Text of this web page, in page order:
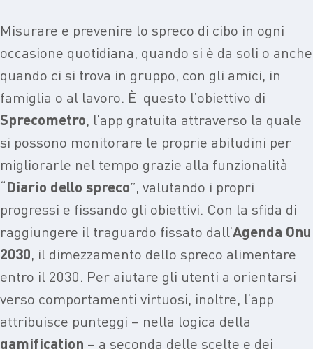
Misurare e prevenire lo spreco di cibo in ogni
occasione quotidiana, quando si è da soli o anche
quando ci si trova in gruppo, con gli amici, in
famiglia o al lavoro. È questo l’obiettivo di
Sprecometro, l’app gratuita attraverso la quale
si possono monitorare le proprie abitudini per
migliorarle nel tempo grazie alla funzionalità
“Diario dello spreco”, valutando i propri
progressi e fissando gli obiettivi. Con la sfida di
raggiungere il traguardo fissato dall’Agenda Onu
2030, il dimezzamento dello spreco alimentare
entro il 2030. Per aiutare gli utenti a orientarsi
verso comportamenti virtuosi, inoltre, l’app
attribuisce punteggi – nella logica della
gamification – a seconda delle scelte e dei